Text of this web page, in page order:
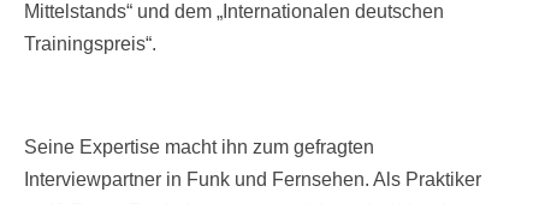
Mittelstands“ und dem „Internationalen deutschen
Trainingspreis“.
Seine Expertise macht ihn zum gefragten
Interviewpartner in Funk und Fernsehen. Als Praktiker